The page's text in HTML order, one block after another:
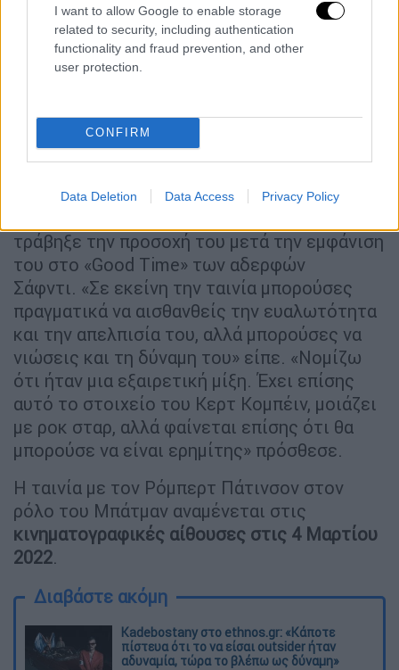
I want to allow Google to enable storage
related to security, including authentication
functionality and fraud prevention, and other
user protection.
CONFIRM
Data Deletion Data Access Privacy Policy
τράβηξε την προσοχή του μετά την εμφάνιση
του στο «Good Time» των αδερφών
Σάφντι. «Σε εκείνη την ταινία μπορούσες
πραγματικά να αισθανθείς την ευαλωτότητα
και την απελπισία του, αλλά μπορούσες να
νιώσεις και τη δύναμη του» είπε. «Νομίζω
ότι ήταν μια εξαιρετική μίξη. Έχει επίσης
αυτό το στοιχείο του Κερτ Κομπέιν, μοιάζει
με ροκ σταρ, αλλά φαίνεται επίσης ότι θα
μπορούσε να είναι ερημίτης» πρόσθεσε.
Η ταινία με τον Ρόμπερτ Πάτινσον στον
ρόλο του Μπάτμαν αναμένεται στις
κινηματογραφικές αίθουσες στις 4 Μαρτίου
2022.
Διαβάστε ακόμη
Kadebostany στο ethnos.gr: «Κάποτε
πίστευα ότι το να είσαι outsider ήταν
αδυναμία, τώρα το βλέπω ως δύναμη»